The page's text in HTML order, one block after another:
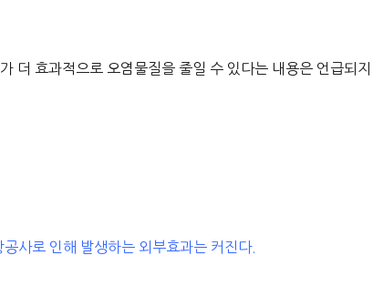
더 효과적으로 오염물질을 줄일 수 있다는 내용은 언급되지
사로 인해 발생하는 외부효과는 커진다.